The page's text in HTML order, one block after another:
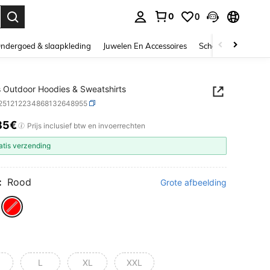
0 0
& slaapkleding Juwelen En Accessoires Schoonheid &
Outdoor Hoodies & Sweatshirts
AND AVAILABILITY
Prijs inclusief btw en invoerrechten
verzending
Rood Grote afbeelding
L XL XXL